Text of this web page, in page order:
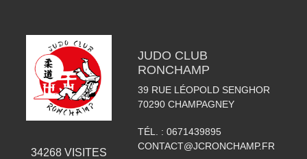
34268VISITES
JUDO CLUB
RONCHAMP
39 RUE LÉOPOLD SENGHOR
70290 CHAMPAGNEY
TÉL. : 0671439895
CONTACT@JCRONCHAMP.FR